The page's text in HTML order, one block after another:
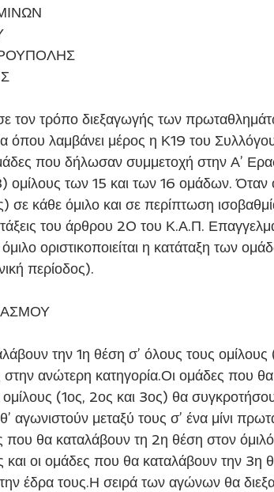
τον τρόπο διεξαγωγής των
όπου λαμβάνει μέρος η Κ19 του
που δήλωσαν συμμετοχή στην Α’
ομίλους των 15 και των 16 ομάδων. Όταν
σε κάθε όμιλο και σε περίπτωση
του άρθρου 20 του Κ.Α.Π.
οριστικοποιείται η κατάταξη των
περίοδος).
την 1η θέση σ’ όλους τους ομίλους
στην ανώτερη κατηγορία.Οι ομάδες που
(1ος, 2ος και 3ος) θα
αγωνιστούν μεταξύ τους σ’ ένα μίνι
που θα καταλάβουν τη 2η θέση στον
οι ομάδες που θα καταλάβουν την 3η
έδρα τους.Η σειρά των αγώνων θα